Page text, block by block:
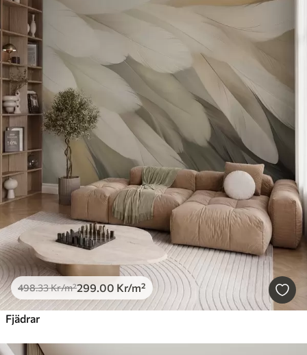
498.33Kr/m²299.00 Kr/m²
Fjädrar